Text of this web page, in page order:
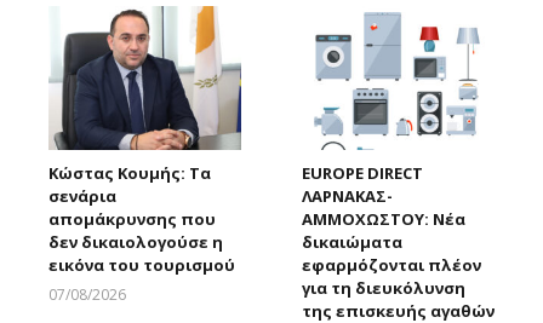
Κώστας Κουμής: Τα
σενάρια
απομάκρυνσης που
δεν δικαιολογούσε η
εικόνα του τουρισμού
07/08/2026
EUROPE DIRECT
ΛΑΡΝΑΚΑΣ-
ΑΜΜΟΧΩΣΤΟΥ: Νέα
δικαιώματα
εφαρμόζονται πλέον
για τη διευκόλυνση
της επισκευής αγαθών